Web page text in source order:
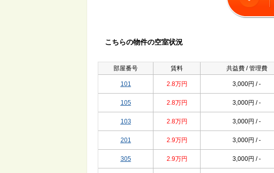
こちらの物件の空室状況
部屋番号 賃料 共益費 / 管理費
101 2.8万円 3,000円 / -
105 2.8万円 3,000円 / -
103 2.8万円 3,000円 / -
201 2.9万円 3,000円 / -
305 2.9万円 3,000円 / -